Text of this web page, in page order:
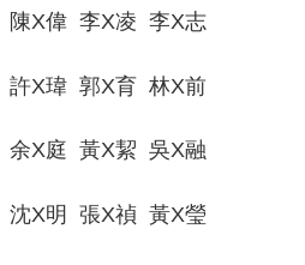
陳X偉 李X凌 李X志
許X瑋 郭X育 林X前
余X庭 黃X絜 吳X融
沈X明 張X禎 黃X瑩